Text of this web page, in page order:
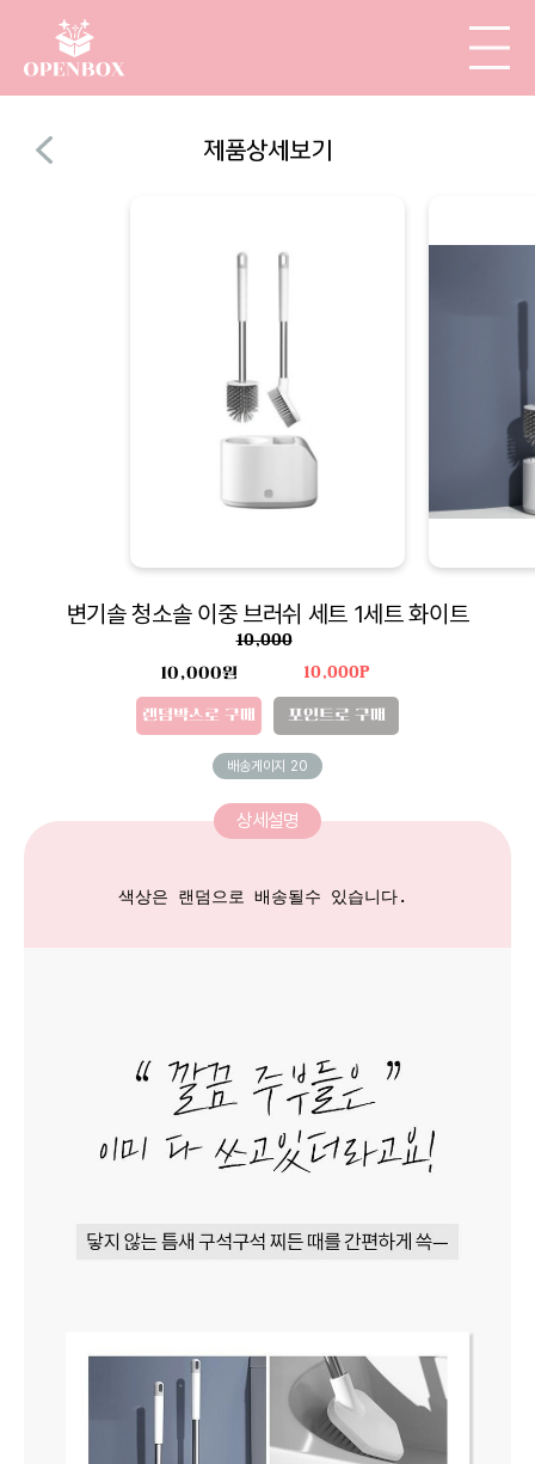
제품상세보기
변기솔 청소솔 이중 브러쉬 세트 1세트 화이트
10,000
10,000원
랜덤박스로 구매
10,000P
포인트로 구매
배송게이지 20
상세설명
색상은 랜덤으로 배송될수 있습니다.